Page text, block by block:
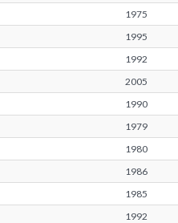
1975
1995
1992
2005
1990
1979
1980
1986
1985
1992